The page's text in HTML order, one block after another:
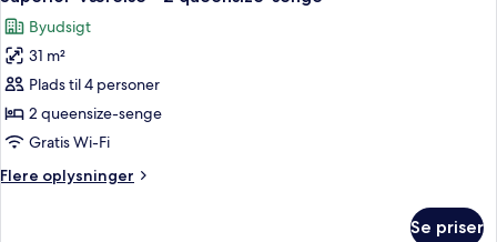
flod
balkon
til
flod
alle
billeder
af
Superior-
værelse
-
queensize-
Byudsigt
31 m²
Plads til 4 personer
2 queensize-senge
Gratis Wi-Fi
Flere oplysninger
Flere
Se priser